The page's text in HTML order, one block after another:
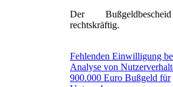
Der
rechtskräftig.
Fehlenden Einwilligung
Analyse von
900.000 Euro Bußgeld für